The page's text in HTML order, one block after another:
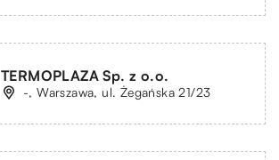
TERMOPLAZA Sp. z o.o.
-, Warszawa, ul. Żegańska 21/23